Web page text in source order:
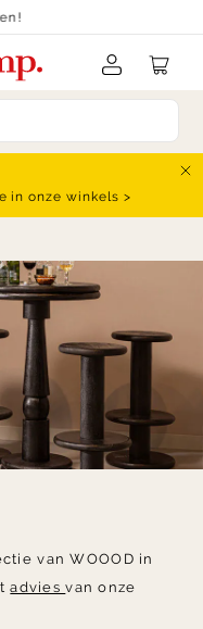
in onze winkels >
van WOOOD in
adviesvan onze